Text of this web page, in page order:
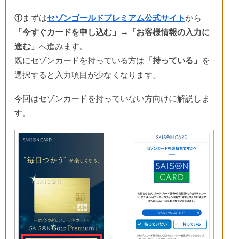
①まずはセゾンゴールドプレミアム公式サイトから
「今すぐカードを申し込む」→「お客様情報の入力に
進む」 へ進みます。
既にセゾンカードを持っている方は 「持っている」
を
選択すると入力項目が少なくなります。
今回はセゾンカードを持っていない方向けに解説しま
す。